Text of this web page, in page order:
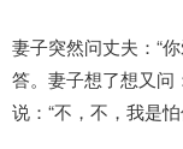
妻子突然问丈夫：“
答。妻子想了想又问
说：“不，不，我是